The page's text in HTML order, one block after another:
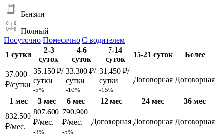
Бензин
Полный
Посуточно Помесячно С водителем
1 сутки
2-3
суток
4-6
суток
7-14
суток
15-21 суток Более
37.000
₽/сутки
35.150 ₽/
сутки
-5%
33.300 ₽/
сутки
-10%
31.450 ₽/
сутки
-15%
Договорная Договорная
1 мес 3 мес 6 мес 12 мес 24 мес
36 мес
832.500
₽/мес.
807.600
₽/мес.
-3%
790.900
₽/мес.
-5%
Договорная Договорная Договорная